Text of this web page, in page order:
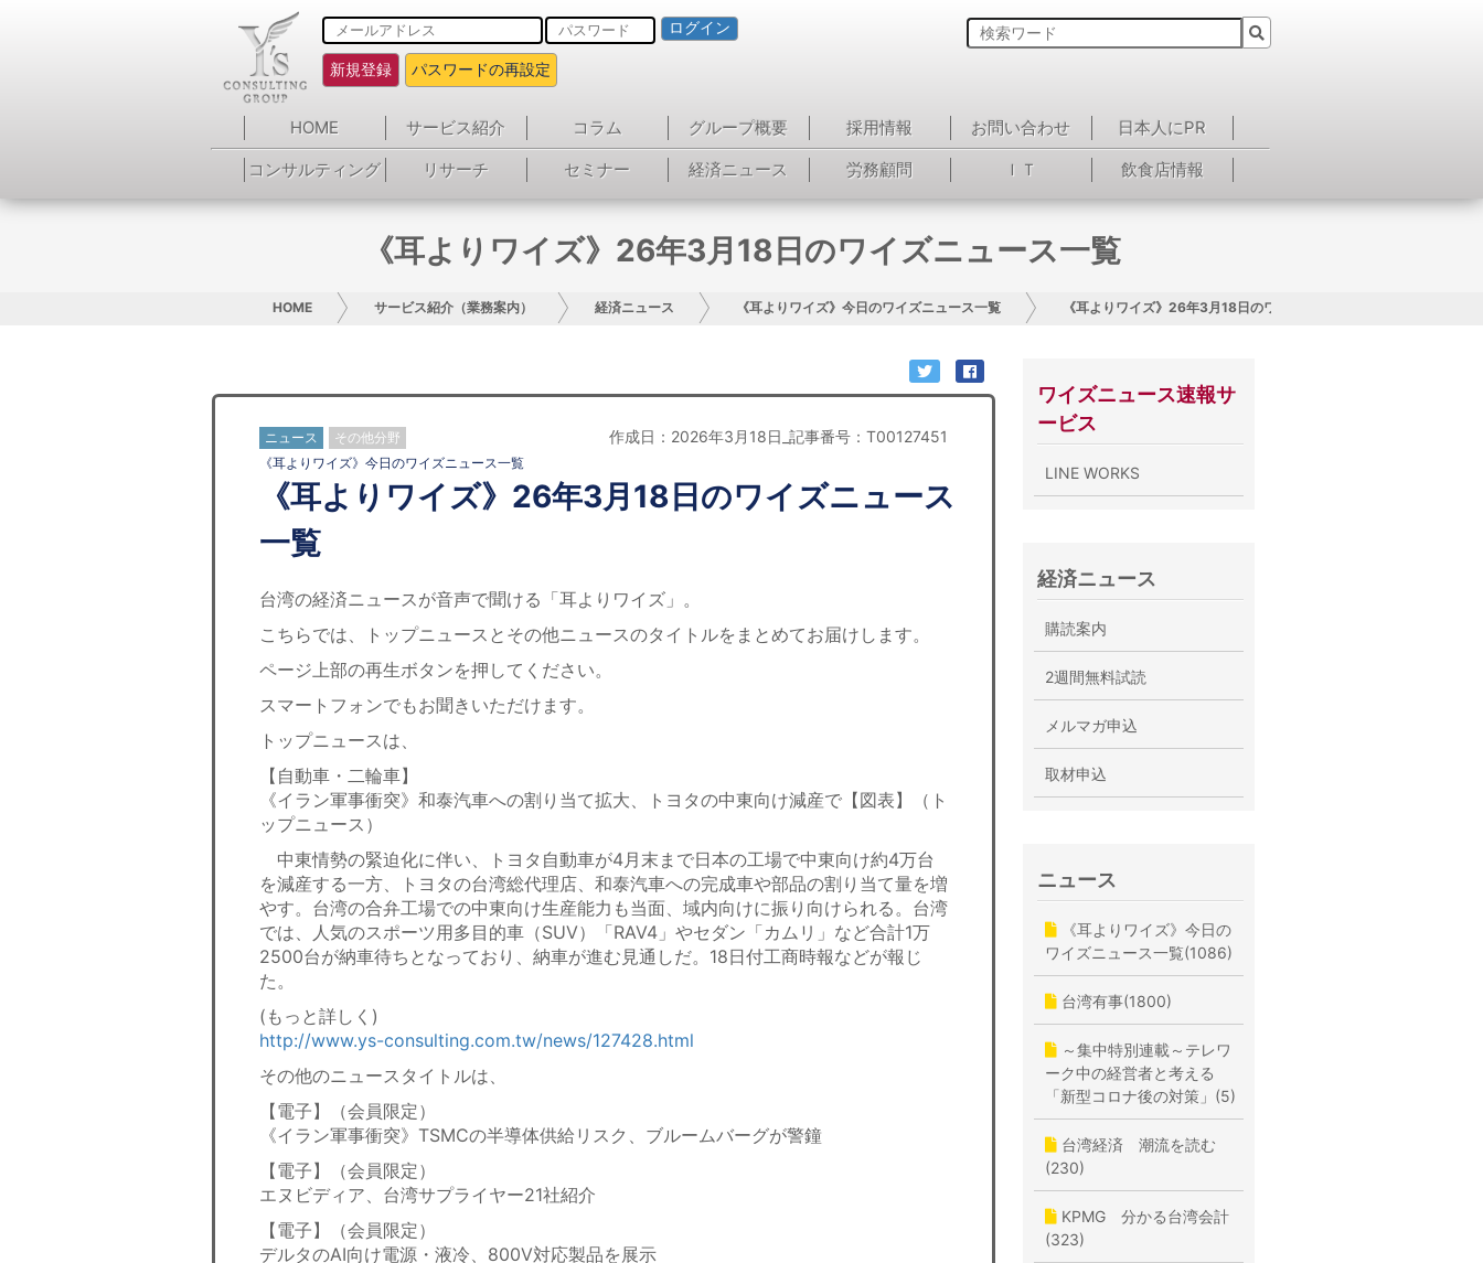
ログイン
新規登録 パスワードの再設定
HOME サービス紹介 コラム グループ概要 採用情報 お問い合わせ
日本人にPR
コンサルティング
リサーチ セミナー 経済ニュース 労務顧問 ＩＴ 飲食店情報
《耳よりワイズ》26年3月18日のワイズニュース一覧
HOME サービス紹介（業務案内） 経済ニュース 《耳よりワイズ》今日のワイズニュース一覧 《耳よりワイズ》26年3月18日のワイズニュース一覧
ニュース その他分野 作成日：2026年3月18日_記事番号：T00127451
《耳よりワイズ》今日のワイズニュース一覧
《耳よりワイズ》26年3月18日のワイズニュース
一覧
台湾の経済ニュースが音声で聞ける「耳よりワイズ」。
こちらでは、トップニュースとその他ニュースのタイトルをまとめてお届けします。
ページ上部の再生ボタンを押してください。
スマートフォンでもお聞きいただけます。
トップニュースは、
【自動車・二輪車】
《イラン軍事衝突》和泰汽車への割り当て拡大、トヨタの中東向け減産で【図表】（ト
ップニュース）
中東情勢の緊迫化に伴い、トヨタ自動車が4月末まで日本の工場で中東向け約4万台
を減産する一方、トヨタの台湾総代理店、和泰汽車への完成車や部品の割り当て量を増
やす。台湾の合弁工場での中東向け生産能力も当面、域内向けに振り向けられる。台湾
では、人気のスポーツ用多目的車（SUV）「RAV4」やセダン「カムリ」など合計1万
2500台が納車待ちとなっており、納車が進む見通しだ。18日付工商時報などが報じ
た。
(もっと詳しく)
http://www.ys-consulting.com.tw/news/127428.html
その他のニュースタイトルは、
【電子】（会員限定）
《イラン軍事衝突》TSMCの半導体供給リスク、ブルームバーグが警鐘
【電子】（会員限定）
エヌビディア、台湾サプライヤー21社紹介
【電子】（会員限定）
デルタのAI向け電源・液冷、800V対応製品を展示
ワイズニュース速報サ
ービス
LINE WORKS
経済ニュース
購読案内
2週間無料試読
メルマガ申込
取材申込
ニュース
《耳よりワイズ》今日の
ワイズニュース一覧(1086)
台湾有事(1800)
～集中特別連載～テレワ
ーク中の経営者と考える
「新型コロナ後の対策」(5)
台湾経済 潮流を読む
(230)
KPMG 分かる台湾会計
(323)